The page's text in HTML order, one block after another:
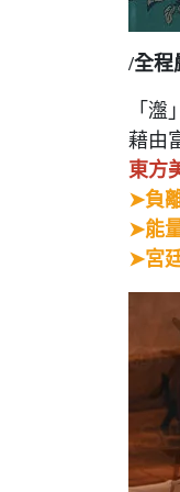
/全程
「
藉由
東方
➤負
➤能
➤宮